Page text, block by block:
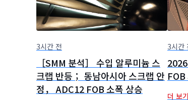
3시간 전
［SMM 분석］ 수입 알루미늄 스
크랩 반등； 동남아시아 스크랩 안
정， ADC12 FOB 소폭 상승
3시간
더 보기